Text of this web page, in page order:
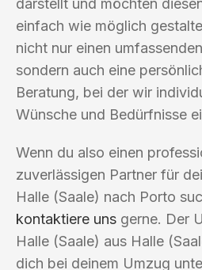
darstellt und möchten
einfach wie möglich
nicht nur einen umfassenden
sondern auch eine
Beratung, bei der wir
Wünsche und Bedürfnisse
Wenn du also einen
zuverlässigen Partner für
Halle (Saale) nach Porto
kontaktiere uns gerne. Der
Halle (Saale) aus Halle
dich bei deinem Umzug